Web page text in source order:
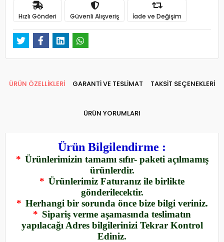
Hızlı Gönderi Güvenli Alışveriş İade ve Değişim
ÜRÜN ÖZELLİKLERİ GARANTİ VE TESLİMAT TAKSİT SEÇENEKLERİ
ÜRÜN YORUMLARI
Ürün Bilgilendirme :
* Ürünlerimizin tamamı sıfır- paketi açılmamış
ürünlerdir.
* Ürünlerimiz Faturanız ile birlikte
gönderilecektir.
* Herhangi bir sorunda önce bize bilgi veriniz.
* Sipariş verme aşamasında teslimatın
yapılacağı Adres bilgilerinizi Tekrar Kontrol
Ediniz.